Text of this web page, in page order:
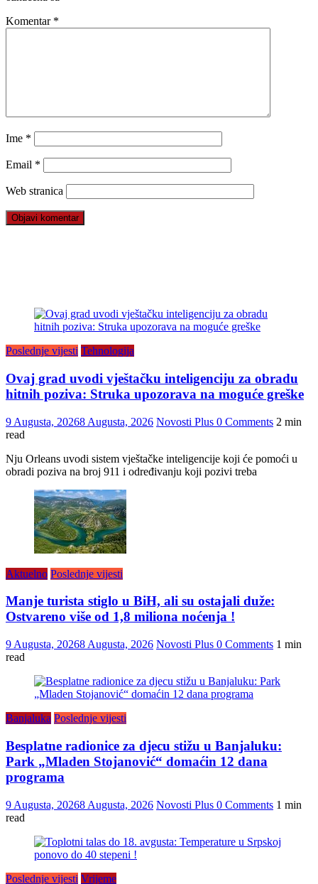
Komentar *
Ime *
Email *
Web stranica
Poslednje vijesti Tehnologija
Ovaj grad uvodi vještačku inteligenciju za obradu
hitnih poziva: Struka upozorava na moguće greške
9 Augusta, 20268 Augusta, 2026 Novosti Plus 0 Comments 2 min
read
Nju Orleans uvodi sistem vještačke inteligencije koji će pomoći u
obradi poziva na broj 911 i određivanju koji pozivi treba
Aktuelno Poslednje vijesti
Manje turista stiglo u BiH, ali su ostajali duže:
Ostvareno više od 1,8 miliona noćenja !
9 Augusta, 20268 Augusta, 2026 Novosti Plus 0 Comments 1 min
read
Banjaluka Poslednje vijesti
Besplatne radionice za djecu stižu u Banjaluku:
Park „Mladen Stojanović“ domaćin 12 dana
programa
9 Augusta, 20268 Augusta, 2026 Novosti Plus 0 Comments 1 min
read
Poslednje vijesti Vrijeme